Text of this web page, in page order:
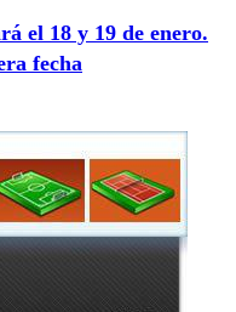
el 18 y 19 de enero.
fecha